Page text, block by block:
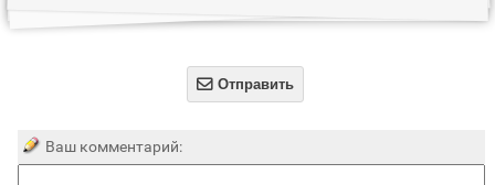
 Отправить
Ваш комментарий: